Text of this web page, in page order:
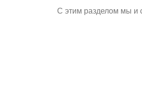
С этим разделом мы и